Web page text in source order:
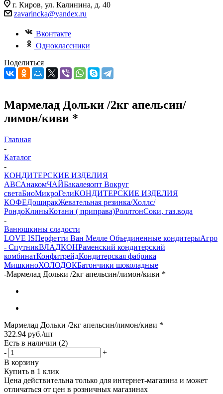
г. Киров, ул. Калинина, д. 40
zavarincka@yandex.ru
Вконтакте
Одноклассники
Поделиться
Мармелад Дольки /2кг апельсин/
лимон/киви *
Главная
-
Каталог
-
КОНДИТЕРСКИЕ ИЗДЕЛИЯ
АВСАнакомЧАЙБакалеяопт Вокруг
светаБиоМикроГелиКОНДИТЕРСКИЕ ИЗДЕЛИЯ
КОФЕДоширакЖевательная резинка/Холлс/
РондоКлиныКотани ( приправа)РоллтонСоки, газ.вода
-
Ванюшкины сладости
LOVE ISПерфетти Ван Мелле Объединенные кондитерыАгро
- СпутникВЛАДКОНРаменский кондитерский
комбинатКонфитрейдКондитерская фабрика
МишкиноХОЛОДОКБатончики шоколадные
-Мармелад Дольки /2кг апельсин/лимон/киви *
Мармелад Дольки /2кг апельсин/лимон/киви *
322.94 руб./шт
Есть в наличии (2)
-
+
В корзину
Купить в 1 клик
Цена действительна только для интернет-магазина и может
отличаться от цен в розничных магазинах